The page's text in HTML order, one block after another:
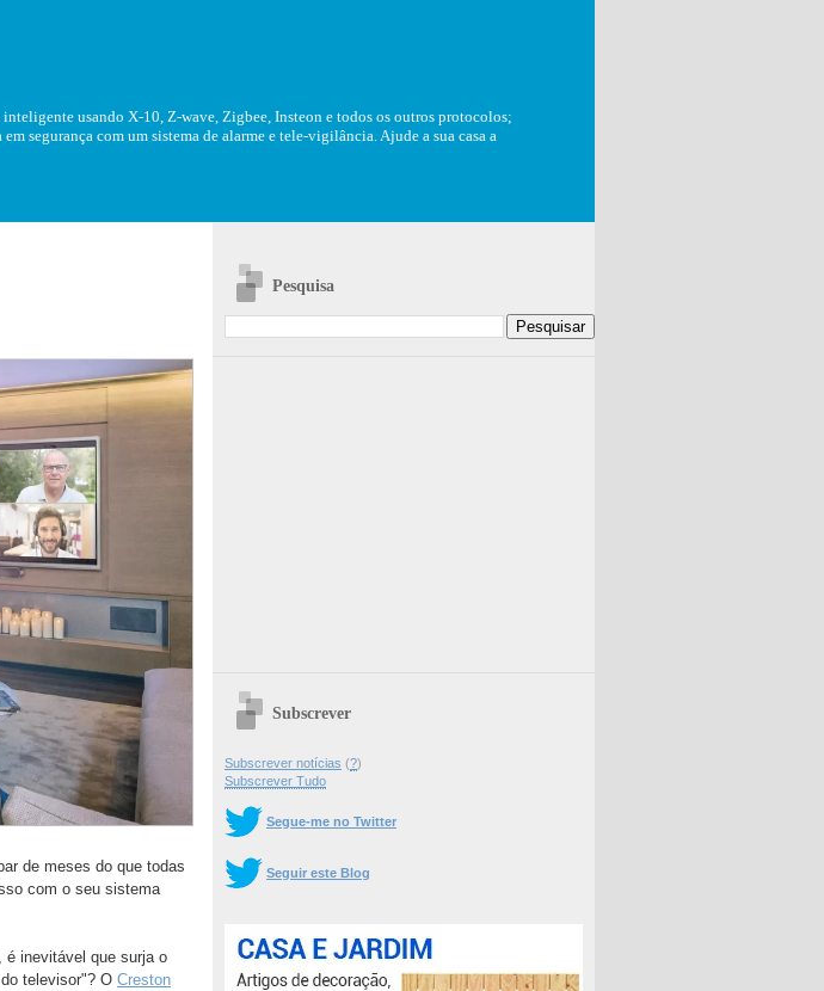
usando X-10, Z-wave, Zigbee, Insteon e todos os outros protocolos;
segurança com um sistema de alarme e tele-vigilância. Ajude a sua casa a
de meses do que todas
com o seu sistema
é inevitável que surja o
televisor"? O Creston
Pesquisa
Subscrever
Subscrever notícias (?)
Subscrever Tudo
Segue-me no Twitter
Seguir este Blog